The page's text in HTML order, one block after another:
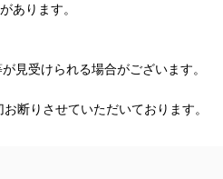
あります。
見受けられる場合がございます。
断りさせていただいております。